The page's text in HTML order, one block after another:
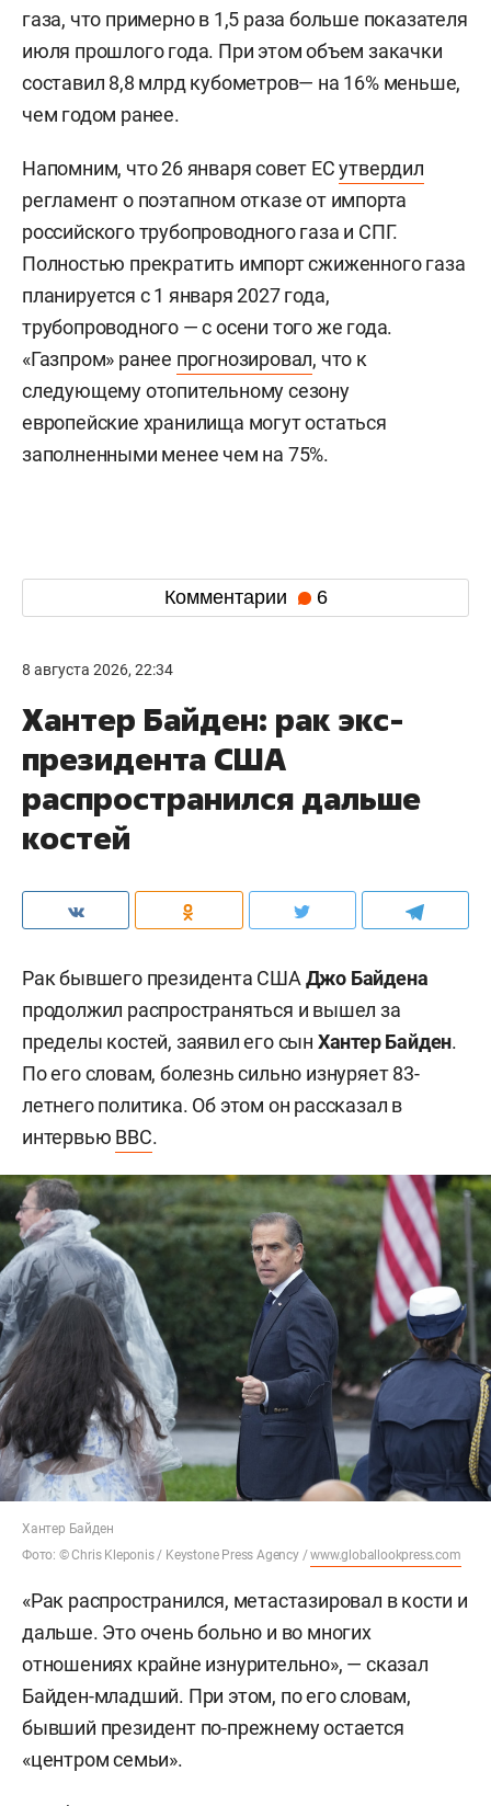
газа, что примерно в 1,5 раза больше показателя
июля прошлого года. При этом объем закачки
составил 8,8 млрд кубометров— на 16% меньше,
чем годом ранее.
Напомним, что 26 января совет ЕСутвердил
регламент о поэтапном отказе от импорта
российского трубопроводного газа и СПГ.
Полностью прекратить импорт сжиженного газа
планируется с 1 января 2027 года,
трубопроводного — с осени того же года.
«Газпром» ранее прогнозировал, что к
следующему отопительному сезону
европейские хранилища могут остаться
заполненными менее чем на 75%.
Комментарии 6
8 августа 2026, 22:34
Хантер Байден: рак экс-
президента США
распространился дальше
костей
Рак бывшего президента США Джо Байдена
продолжил распространяться и вышел за
пределы костей, заявил его сын Хантер Байден.
По его словам, болезнь сильно изнуряет 83-
летнего политика. Об этом он рассказал в
интервью BBC.
Хантер Байден
Фото: © Chris Kleponis / Keystone Press Agency /www.globallookpress.com
«Рак распространился, метастазировал в кости и
дальше. Это очень больно и во многих
отношениях крайне изнурительно», — сказал
Байден-младший. При этом, по его словам,
бывший президент по-прежнему остается
«центром семьи».